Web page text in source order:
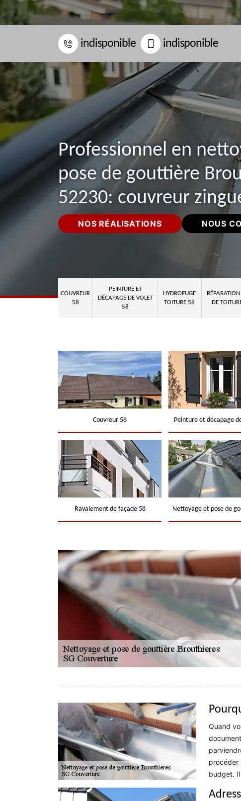
indisponible indisponible
Professionnel en
pose de gouttière
52230: couvreur
NOS RÉALISATIONS NOUS
COUVREUR
58
PEINTURE ET
DÉCAPAGE DE VOLET
58
HYDROFUGE
TOITURE 58
DE
Couvreur 58 Peinture et décapage
Ravalement de façade 58 Nettoyage et pose de
Quand
procéder
budget. Il